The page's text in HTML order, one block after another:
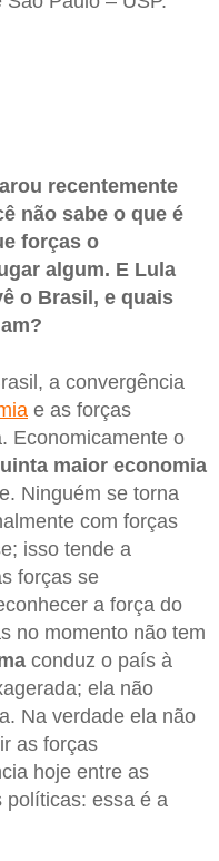
recentemente
não sabe o que é
forças o
algum. E Lula
o Brasil, e quais
a convergência
e as forças
Economicamente o
maior economia
Ninguém se torna
com forças
isso tende a
forças se
a força do
no momento não tem
conduz o país à
ela não
Na verdade ela não
as forças
hoje entre as
políticas: essa é a